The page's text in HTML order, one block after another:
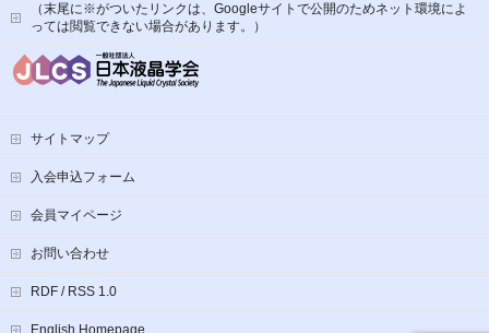
（末尾に※がついたリンクは、Googleサイトで公開のためネット環境によ
っては閲覧できない場合があります。）
サイトマップ
入会申込フォーム
会員マイページ
お問い合わせ
RDF / RSS 1.0
English Homepage